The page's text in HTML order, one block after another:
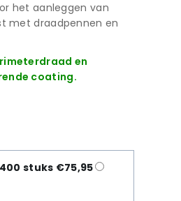
het aanleggen van
met draadpennen en
en
coating.
400 stuks €75,95